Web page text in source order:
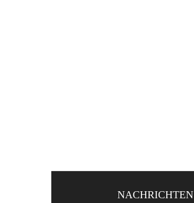
NACHRICHTEN